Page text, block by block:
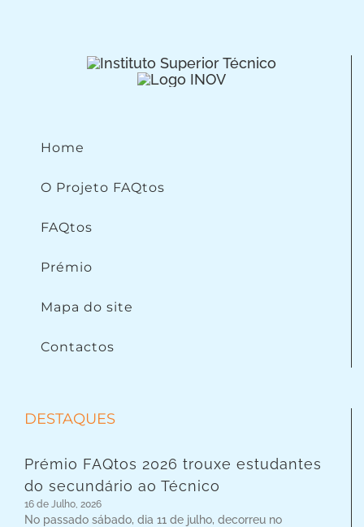
Home
O Projeto FAQtos
FAQtos
Prémio
Mapa do site
Contactos
DESTAQUES
Prémio FAQtos 2026 trouxe estudantes
do secundário ao Técnico
16 de Julho, 2026
No passado sábado, dia 11 de julho, decorreu no